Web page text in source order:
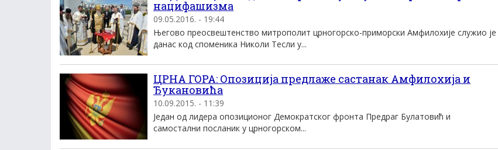
нацифашизма
09.05.2016. - 19:44
Његово преосвештенство митрополит црногорско-приморски Амфилохије служио је
данас код споменика Николи Тесли у...
ЦРНА ГОРА: Опозиција предлаже састанак Амфилохија и
Ђукановића
10.09.2015. - 11:39
Један од лидера опозиционог Демократског фронта Предраг Булатовић и
самостални посланик у црногорском...